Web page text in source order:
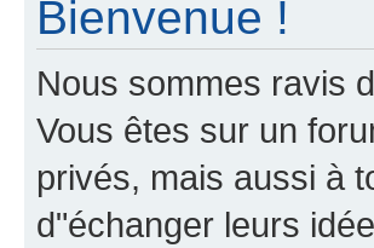
Bienvenue !
Nous sommes ravis
Vous êtes sur un
privés, mais aussi à
d"échanger leurs